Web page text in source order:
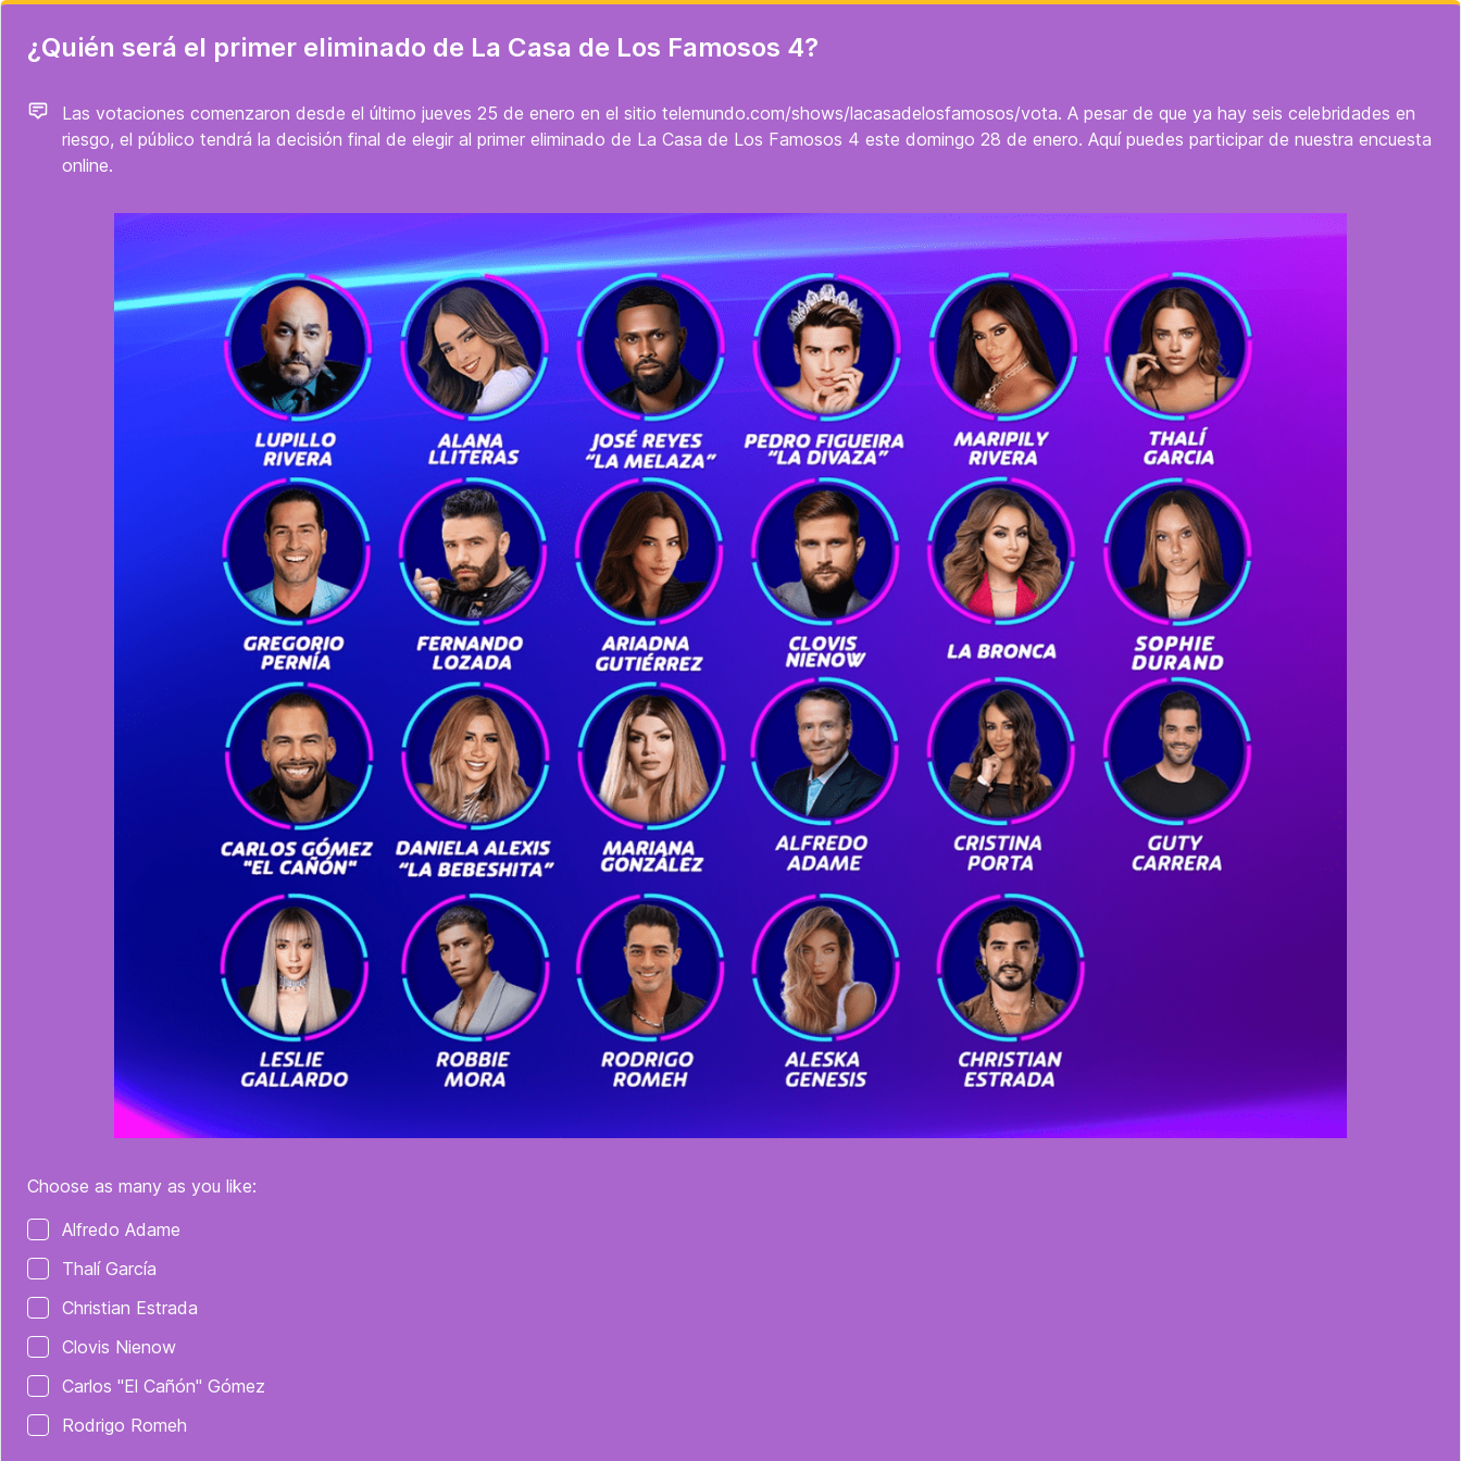
¿Quién será el primer eliminado de La Casa de Los Famosos 4?
Las votaciones comenzaron desde el último jueves 25 de enero en el sitio telemundo.com/shows/lacasadelosfamosos/vota. A pesar de que ya hay seis celebridades en
riesgo, el público tendrá la decisión final de elegir al primer eliminado de La Casa de Los Famosos 4 este domingo 28 de enero. Aquí puedes participar de nuestra encuesta
online.
Choose as many as you like:
Alfredo Adame
Thalí García
Christian Estrada
Clovis Nienow
Carlos "El Cañón" Gómez
Rodrigo Romeh